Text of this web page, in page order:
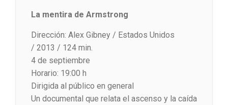
La mentira de Armstrong
Dirección: Alex Gibney / Estados Unidos
/ 2013 / 124 min.
4 de septiembre
Horario: 19:00 h
Dirigida al público en general
Un documental que relata el ascenso y la caída